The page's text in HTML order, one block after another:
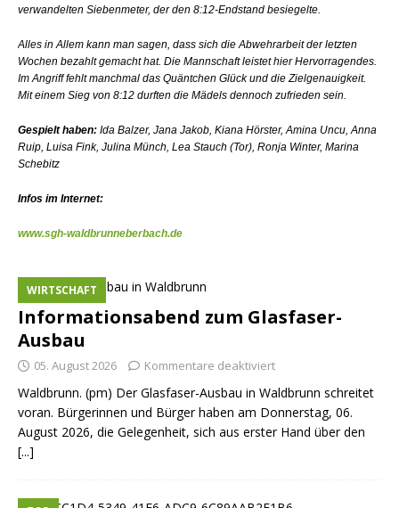
verwandelten Siebenmeter, der den 8:12-Endstand besiegelte.
Alles in Allem kann man sagen, dass sich die Abwehrarbeit der letzten
Wochen bezahlt gemacht hat. Die Mannschaft leistet hier Hervorragendes.
Im Angriff fehlt manchmal das Quäntchen Glück und die Zielgenauigkeit.
Mit einem Sieg von 8:12 durften die Mädels dennoch zufrieden sein.
Gespielt haben: Ida Balzer, Jana Jakob, Kiana Hörster, Amina Uncu, Anna
Ruip, Luisa Fink, Julina Münch, Lea Stauch (Tor), Ronja Winter, Marina
Schebitz
Infos im Internet:
www.sgh-waldbrunneberbach.de
Informationsabend zum Glasfaser-
Ausbau
WIRTSCHAFT
05. August 2026 Kommentare deaktiviert
Waldbrunn. (pm) Der Glasfaser-Ausbau in Waldbrunn schreitet
voran. Bürgerinnen und Bürger haben am Donnerstag, 06.
August 2026, die Gelegenheit, sich aus erster Hand über den
[...]